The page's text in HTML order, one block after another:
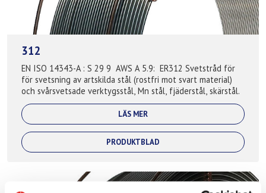
312
EN ISO 14343-A : S 29 9 AWS A 5.9: ER312 Svetstråd för
för svetsning av artskilda stål (rostfri mot svart material)
och svårsvetsade verktygsstål, Mn stål, fjäderstål, skärstål.
LÄS MER
PRODUKTBLAD